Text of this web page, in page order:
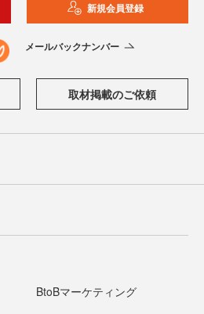
新規会員登録
メールバックナンバー
取材掲載のご依頼
BtoBマーケティング